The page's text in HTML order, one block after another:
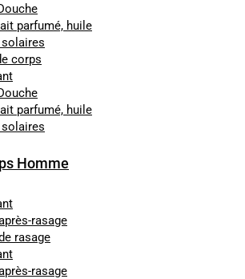
parfumé, huile
corps
parfumé, huile
Homme
rasage
rasage
rasage